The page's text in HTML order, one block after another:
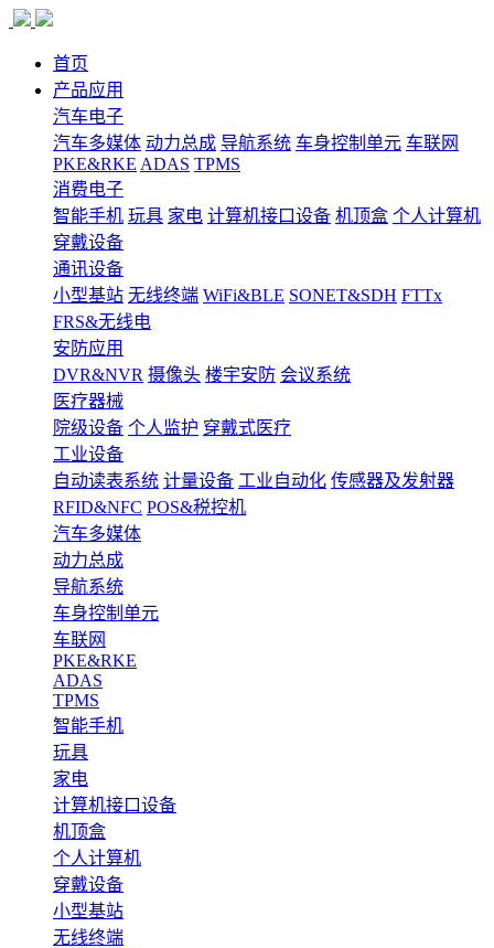
首页
产品应用
汽车电子
汽车多媒体 动力总成 导航系统 车身控制单元 车联网
PKE&RKE ADAS TPMS
消费电子
智能手机 玩具 家电 计算机接口设备 机顶盒 个人计算机
穿戴设备
通讯设备
小型基站 无线终端 WiFi&BLE SONET&SDH FTTx
FRS&无线电
安防应用
DVR&NVR 摄像头 楼宇安防 会议系统
医疗器械
院级设备 个人监护 穿戴式医疗
工业设备
自动读表系统 计量设备 工业自动化 传感器及发射器
RFID&NFC POS&税控机
汽车多媒体
动力总成
导航系统
车身控制单元
车联网
PKE&RKE
ADAS
TPMS
智能手机
玩具
家电
计算机接口设备
机顶盒
个人计算机
穿戴设备
小型基站
无线终端